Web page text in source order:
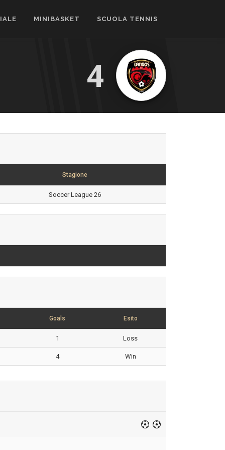
MINIBASKET SCUOLA TENNIS
4
Stagione
Soccer League 26
Goals Esito
1 Loss
4 Win